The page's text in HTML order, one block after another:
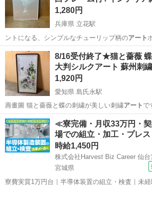
1,280円
兵庫県 立花駅
ントになる、シンプルなチューリップ柄のアート
フレーム付き）です。…
兵庫 尼崎市 立花駅 インテリア雑貨/
8/16受付終了★猫と薔薇
大判シルクアート 蘇州刺繍
1,920円
愛知県 島氏永駅
壽畫圖 猫と薔薇と蝶の刺繍が美しい刺繍アート です。
高さ92c…
愛知 一宮市 島氏永駅 その他
≪寮完備・月収33万円・
場での組立・加工・プレス
時給1,450円
株式会社Harvest Biz Career 仙台
宮城県
寮費実質1万円台｜半導体装置の組立・検査｜未経験OK 仕事内